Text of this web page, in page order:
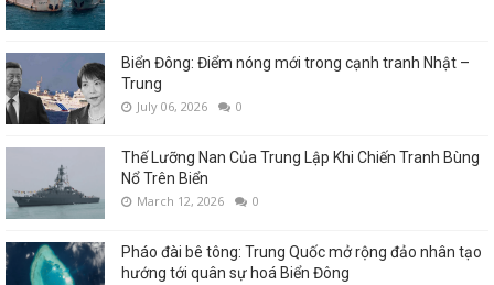
Biển Đông: Điểm nóng mới trong cạnh tranh Nhật –
Trung
July 06, 2026 0
Thế Lưỡng Nan Của Trung Lập Khi Chiến Tranh Bùng
Nổ Trên Biển
March 12, 2026 0
Pháo đài bê tông: Trung Quốc mở rộng đảo nhân tạo
hướng tới quân sự hoá Biển Đông